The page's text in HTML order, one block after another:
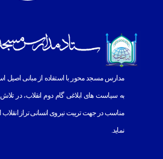
مدارس مسجد محور با استفاده از مبانى اصيل
بهسياست هاى ابلاغى گام دوم انقلاب، در
مناسب در جهت تربيت نيروى انسانى تراز انقلاب
نمايد.